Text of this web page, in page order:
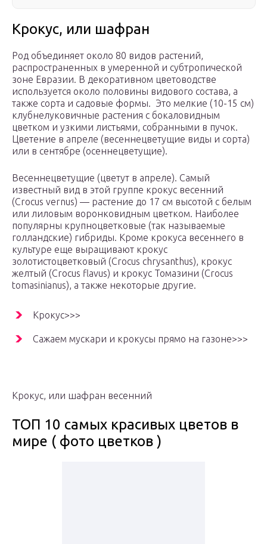
Крокус, или шафран
Род объединяет около 80 видов растений,
распространенных в умеренной и субтропической
зоне Евразии. В декоративном цветоводстве
используется около половины видового состава, а
также сорта и садовые формы. Это мелкие (10-15 см)
клубнелуковичные растения с бокаловидным
цветком и узкими листьями, собранными в пучок.
Цветение в апреле (весеннецветущие виды и сорта)
или в сентябре (осеннецветущие).
Весеннецветущие (цветут в апреле). Самый
известный вид в этой группе крокус весенний
(Crocus vernus) — растение до 17 см высотой с белым
или лиловым воронковидным цветком. Наиболее
популярны крупноцветковые (так называемые
голландские) гибриды. Кроме крокуса весеннего в
культуре еще выращивают крокус
золотистоцветковый (Crocus chrysanthus), крокус
желтый (Crocus flavus) и крокус Томазини (Crocus
tomasinianus), а также некоторые другие.
Крокус>>>
Сажаем мускари и крокусы прямо на газоне>>>
Крокус, или шафран весенний
ТОП 10 самых красивых цветов в
мире ( фото цветков )